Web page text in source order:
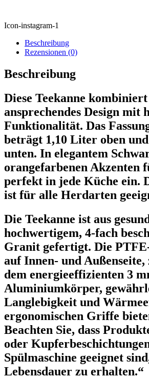
Icon-instagram-1
Beschreibung
Rezensionen (0)
Beschreibung
Diese Teekanne kombiniert
ansprechendes Design mit
Funktionalität. Das
beträgt 1,10 Liter oben
unten. In elegantem
orangefarbenen Akzenten
perfekt in jede Küche ein.
ist für alle Herdarten
Die Teekanne ist aus
hochwertigem, 4-fach
Granit gefertigt. Die
auf Innen- und
dem energieeffizienten 3
Aluminiumkörper,
Langlebigkeit und
ergonomischen Griffe
Beachten Sie, dass
oder
Spülmaschine geeignet
Lebensdauer zu erhalten.“